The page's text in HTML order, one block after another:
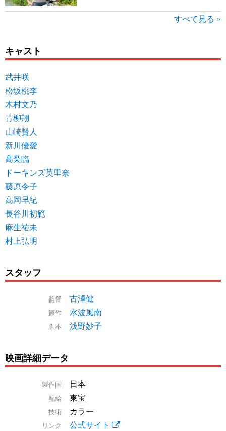
すべて見る »
キャスト
武井咲
松坂桃李
木村文乃
青柳翔
山崎賢人
新川優愛
高梨臨
ドーキンズ英里奈
藤原令子
高岡早紀
長谷川初範
麻生祐未
村上弘明
スタッフ
監督 古澤健
原作 水波風南
脚本 浅野妙子
映画詳細データ
製作国 日本
配給 東宝
技術 カラー
リンク 公式サイト